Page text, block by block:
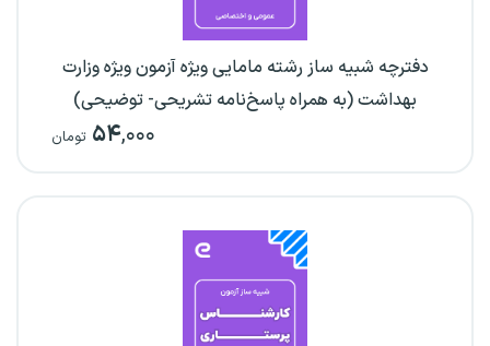
دفترچه شبیه ساز رشته مامایی ویژه آزمون ویژه وزارت
بهداشت (به همراه پاسخ‌نامه تشریحی- توضیحی)
۵۴,۰۰۰ تومان